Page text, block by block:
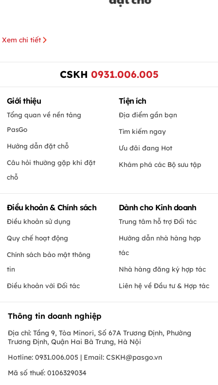
Xem chi tiết
CSKH 0931.006.005
Giới thiệu
Tổng quan về nền tảng
PasGo
Hướng dẫn đặt chỗ
Câu hỏi thường gặp khi đặt
chỗ
Tiện ích
Địa điểm gần bạn
Tìm kiếm ngay
Ưu đãi đang Hot
Khám phá các Bộ sưu tập
Điều khoản & Chính sách
Điều khoản sử dụng
Quy chế hoạt động
Chính sách bảo mật thông
tin
Điều khoản với Đối tác
Dành cho Kinh doanh
Trung tâm hỗ trợ Đối tác
Hướng dẫn nhà hàng hợp
tác
Nhà hàng đăng ký hợp tác
Liên hệ về Đầu tư & Hợp tác
Thông tin doanh nghiệp
Địa chỉ: Tầng 9, Tòa Minori, Số 67A Trương Định, Phường
Trương Định, Quận Hai Bà Trưng, Hà Nội
Hotline: 0931.006.005 | Email: CSKH@pasgo.vn
Mã số thuế: 0106329034